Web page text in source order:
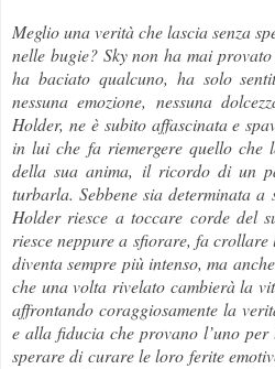
Meglio una verità che lascia senza
nelle bugie? Sky non ha mai
ha baciato qualcuno, ha solo
nessuna emozione, nessuna
Holder, ne è subito affascinata e
in lui che fa riemergere quello che
della sua anima, il ricordo di un
turbarla. Sebbene sia determinata
Holder riesce a toccare corde del
riesce neppure a sfiorare, fa
diventa sempre più intenso, ma
che una volta rivelato cambierà la
affrontando coraggiosamente la
e alla fiducia che provano l’uno per
sperare di curare le loro ferite